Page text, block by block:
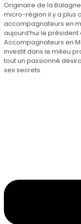
Originaire de la
micro-région il y a plus
accompagnateurs en
aujourd’hui le
Accompagnateurs en
investit dans le milieu
tout un passionné
ses secrets.